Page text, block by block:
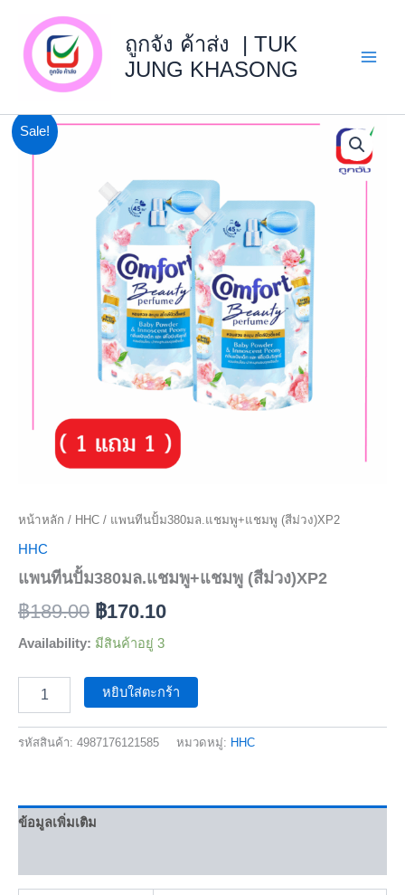
content
ถูกจัง ค้าส่ง | TUK
JUNG KHASONG
Menu
Sale!
หน้าหลัก / HHC / แพนทีนปั้ม380มล.แชมพู+แชมพู (สีม่วง)XP2
HHC
แพนทีนปั้ม380มล.แชมพู+แชมพู (สีม่วง)XP2
฿189.00
Original
was:
฿189.00.
฿170.10
Current
is:
฿170.10.
Availability: มีสินค้าอยู่ 3
จำนวน
นที
นปั้ม380มล.แชมพู+แชมพู
หยิบใส่ตะกร้า
รหัสสินค้า: 4987176121585 หมวดหมู่: HHC
ข้อมูลเพิ่มเติม